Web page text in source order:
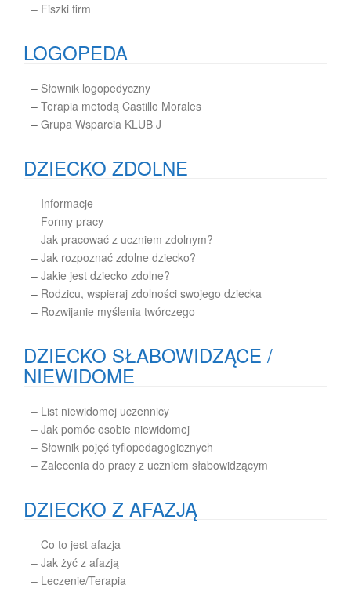
– Fiszki firm
LOGOPEDA
– Słownik logopedyczny
– Terapia metodą Castillo Morales
– Grupa Wsparcia KLUB J
DZIECKO ZDOLNE
– Informacje
– Formy pracy
– Jak pracować z uczniem zdolnym?
– Jak rozpoznać zdolne dziecko?
– Jakie jest dziecko zdolne?
– Rodzicu, wspieraj zdolności swojego dziecka
– Rozwijanie myślenia twórczego
DZIECKO SŁABOWIDZĄCE /
NIEWIDOME
– List niewidomej uczennicy
– Jak pomóc osobie niewidomej
– Słownik pojęć tyflopedagogicznych
– Zalecenia do pracy z uczniem słabowidzącym
DZIECKO Z AFAZJĄ
– Co to jest afazja
– Jak żyć z afazją
– Leczenie/Terapia